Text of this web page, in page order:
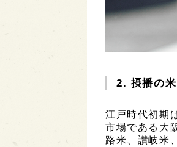
2. 摂播の米
江戸時代初期
市場である大
路米、讃岐米